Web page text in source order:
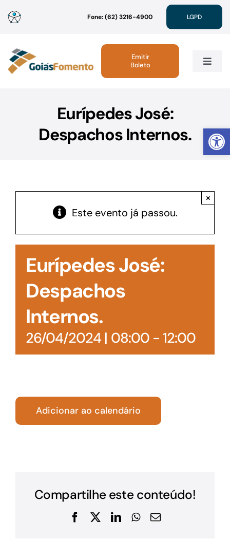
Abrir
para
conteúdo
Fone: (62) 3216-4900 LGPD
Toggle
Linhas de Crédito
Acesso à Informação
Emitir
Boleto
Eurípedes José:
Despachos Internos.
Este evento já passou.
×
Eurípedes José:
Despachos
Internos.
26/04/2024 | 08:00- 12:00
Adicionar ao calendário
Compartilhe este conteúdo!
Facebook
X LinkedInWhatsApp
E-